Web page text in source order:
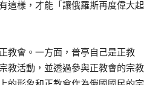
這樣，才能「讓俄羅斯再度偉大起
教會。一方面，普亭自己是正教
教活動，並透過參與正教會的宗教